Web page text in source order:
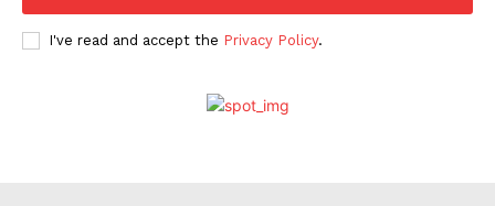
I've read and accept the Privacy Policy.